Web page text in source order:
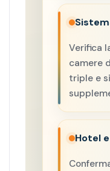
Verifica
camere
triple e
Hotel